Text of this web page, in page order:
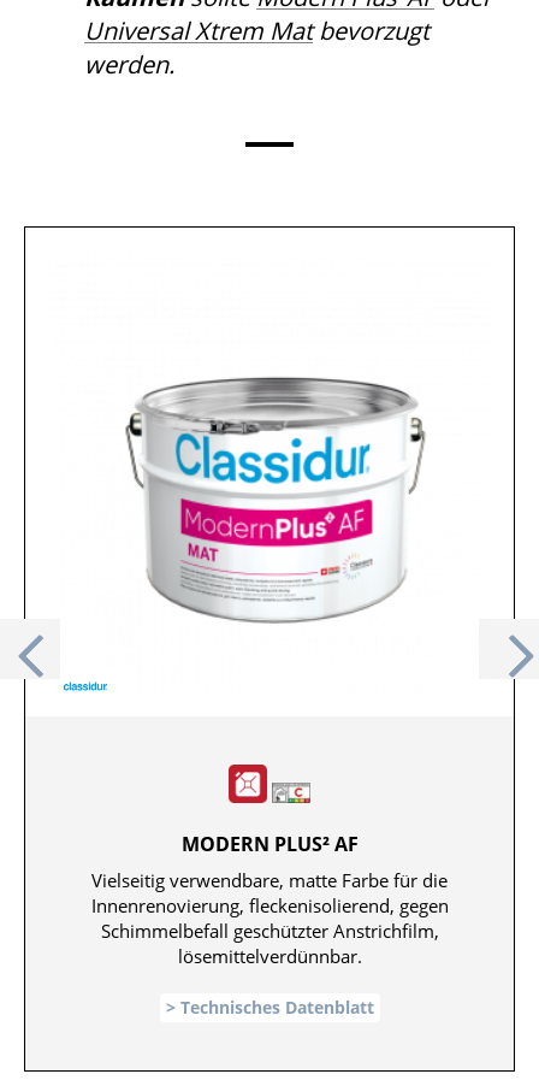
Universal Xtrem Matbevorzugt
werden.
MODERN PLUS² AF
Vielseitig verwendbare, matte Farbe für die
Innenrenovierung, fleckenisolierend, gegen
Schimmelbefall geschützter Anstrichfilm,
lösemittelverdünnbar.
Technisches Datenblatt